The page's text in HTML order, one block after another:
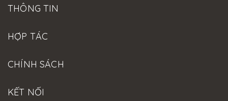
THÔNG TIN
HỢP TÁC
CHÍNH SÁCH
KẾT NỐI